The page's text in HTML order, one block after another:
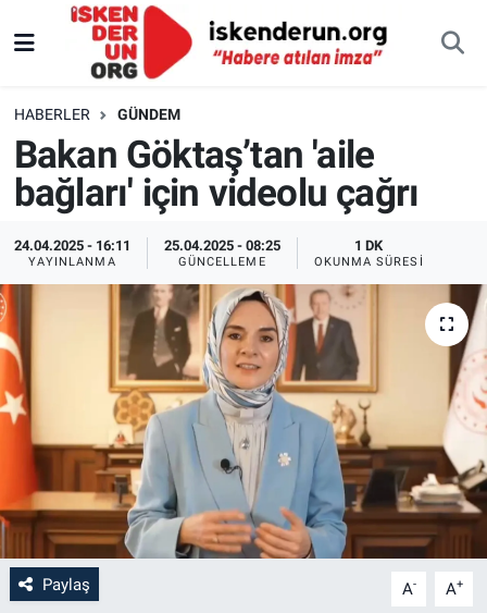
HABERLER GÜNDEM
Bakan Göktaş’tan 'aile
bağları' için videolu çağrı
24.04.2025 - 16:11
YAYINLANMA
25.04.2025 - 08:25
GÜNCELLEME
1 DK
OKUNMA SÜRESI
Paylaş A- A+